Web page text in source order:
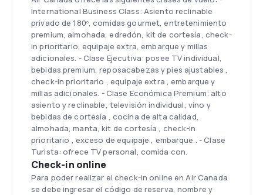
International Business Class: Asiento reclinable
privado de 180º, comidas gourmet, entretenimiento
premium, almohada, edredón, kit de cortesía, check-
in prioritario, equipaje extra, embarque y millas
adicionales. - Clase Ejecutiva: posee TV individual,
bebidas premium, reposacabezas y pies ajustables ,
check-in prioritario , equipaje extra , embarque y
millas adicionales. - Clase Económica Premium: alto
asiento y reclinable, televisión individual, vino y
bebidas de cortesía , cocina de alta calidad,
almohada, manta, kit de cortesía , check-in
prioritario , exceso de equipaje , embarque . - Clase
Turista: ofrece TV personal, comida con.
Check-in online
Para poder realizar el check-in online en Air Canada
se debe ingresar el código de reserva, nombre y